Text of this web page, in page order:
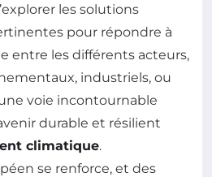
les solutions
pour répondre à
entre les différents acteurs,
industriels, ou
voie incontournable
durable et résilient
climatique.
se renforce, et des